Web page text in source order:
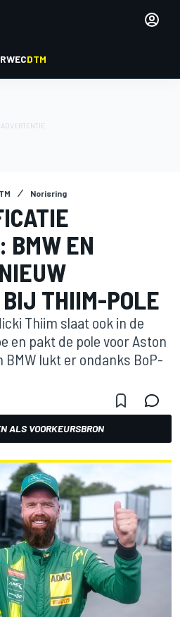
WECDTM
Norisring
BMW EN
THIIM-POLE
Thiim slaat ook in de
en pakt de pole voor Aston
lukt er ondanks BoP-
ALS VOORKEURSBRON